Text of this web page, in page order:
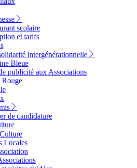
scolaire
et tarifs
intergénérationnelle
Bleue
publicité aux Associations
de candidature
Locales